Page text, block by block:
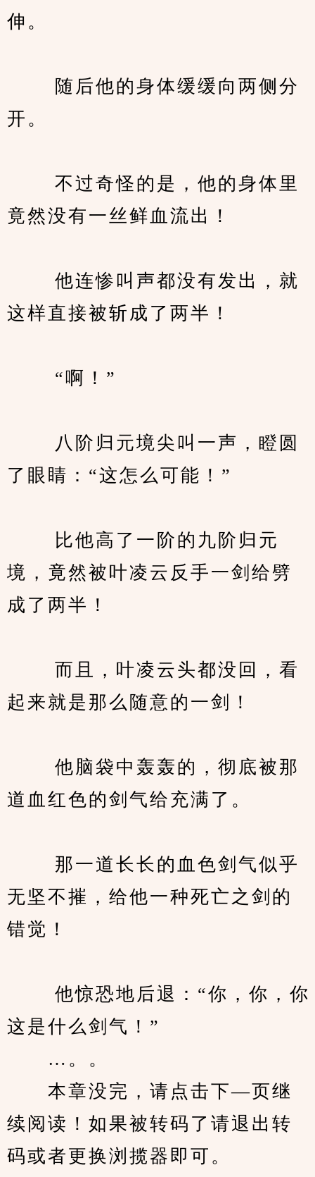
伸。
随后他的身体缓缓向两侧分
开。
不过奇怪的是，他的身体里
竟然没有一丝鲜血流出！
他连惨叫声都没有发出，就
这样直接被斩成了两半！
“啊！”
八阶归元境尖叫一声，瞪圆
了眼睛：“这怎么可能！”
比他高了一阶的九阶归元
境，竟然被叶凌云反手一剑给劈
成了两半！
而且，叶凌云头都没回，看
起来就是那么随意的一剑！
他脑袋中轰轰的，彻底被那
道血红色的剑气给充满了。
那一道长长的血色剑气似乎
无坚不摧，给他一种死亡之剑的
错觉！
他惊恐地后退：“你，你，你
这是什么剑气！”
…。。
本章没完，请点击下—页继
续阅读！如果被转码了请退出转
码或者更换浏揽器即可。